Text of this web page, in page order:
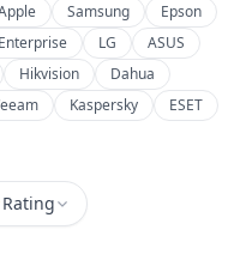
Samsung
Epson
LG
ASUS
Hikvision
Dahua
Kaspersky
ESET
Rating